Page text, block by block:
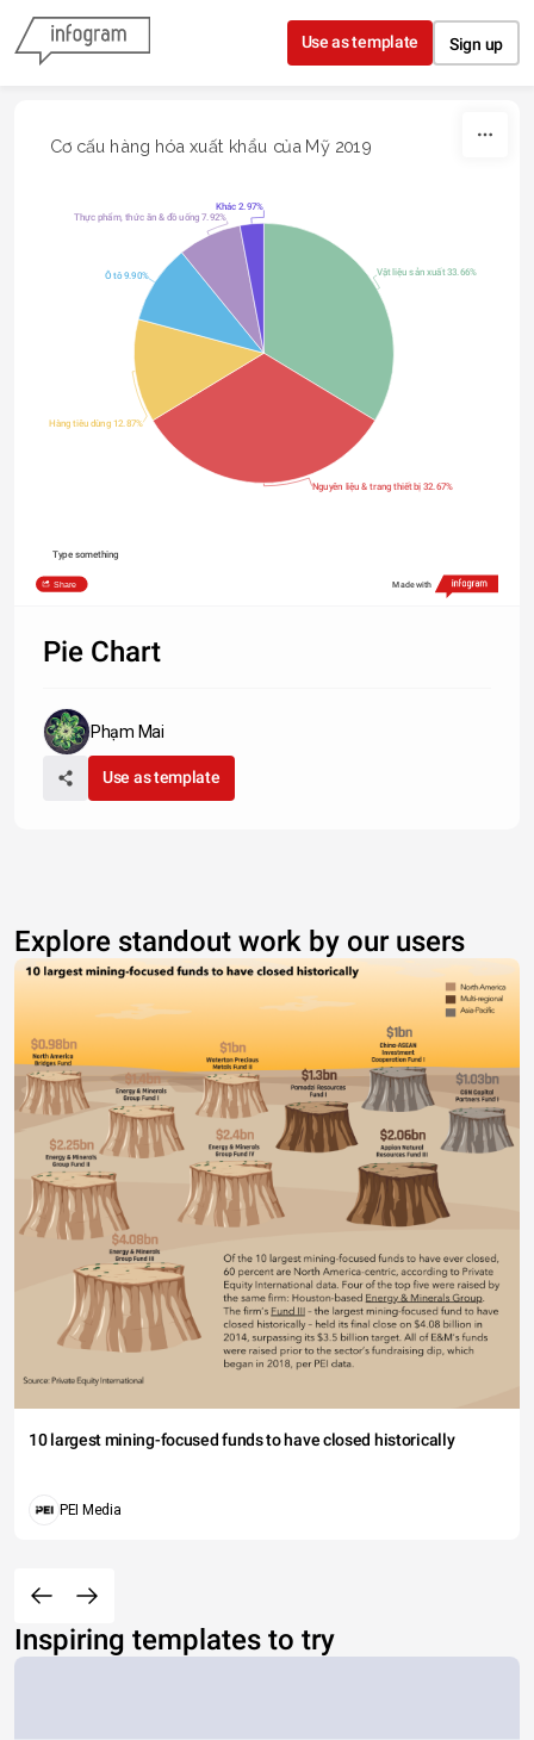
Skip to content
Use as template Sign up
Cơ cấu hàng hóa xuất khẩu của Mỹ 2019
Vật liệu sản xuất 33.66%
Nguyên liệu & trang thiết bị 32.67%
Hàng tiêu dùng 12.87%
Ô tô 9.90%
Thực phẩm, thức ăn & đồ uống 7.92%
Khác 2.97%
Type something
Share Made with
Pie Chart
Phạm Mai
Use as template
Explore standout work by our users
10 largest mining-focused funds to have closed historically
PEI Media
Inspiring templates to try